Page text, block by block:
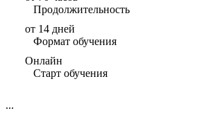
Продолжительность
от 14 дней
Формат обучения
Онлайн
Старт обучения
...